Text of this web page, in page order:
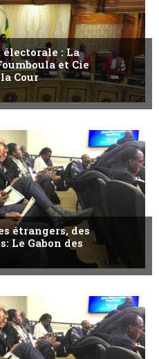
: La
et Cie
Cour
étrangers, des
Le Gabon des